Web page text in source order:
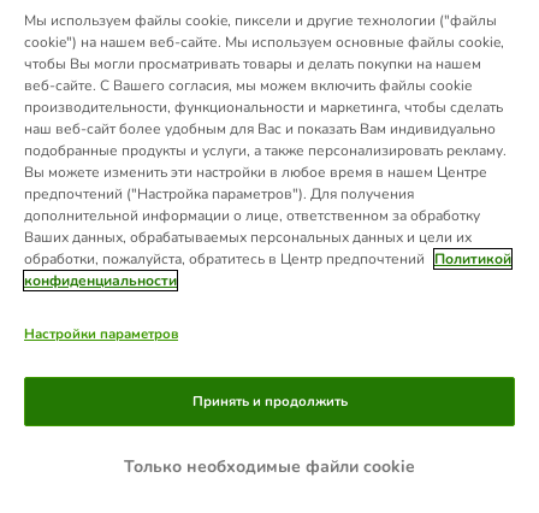
Мы используем файлы cookie, пиксели и другие технологии ("файлы
cookie") на нашем веб-сайте. Мы используем основные файлы cookie,
чтобы Вы могли просматривать товары и делать покупки на нашем
веб-сайте. С Вашего согласия, мы можем включить файлы cookie
производительности, функциональности и маркетинга, чтобы сделать
наш веб-сайт более удобным для Вас и показать Вам индивидуально
подобранные продукты и услуги, а также персонализировать рекламу.
Вы можете изменить эти настройки в любое время в нашем Центре
предпочтений ("Настройка параметров"). Для получения
дополнительной информации о лице, ответственном за обработку
Ваших данных, обрабатываемых персональных данных и цели их
обработки, пожалуйста, обратитесь в Центр предпочтений
Политикой
конфиденциальности
Настройки параметров
Только необходимые файли cookie
Принять и продолжить